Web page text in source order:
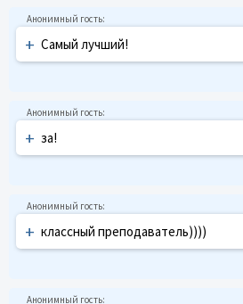
+ Самый лучший!
+ за!
+ классный преподаватель))))